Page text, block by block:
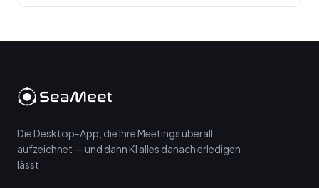
Die Desktop-App, die Ihre Meetings überall
aufzeichnet — und dann KI alles danach erledigen
lässt.